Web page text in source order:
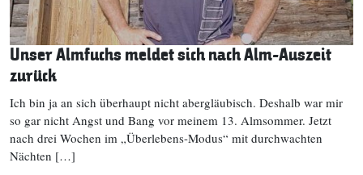
Unser Almfuchs meldet sich nach Alm-Auszeit
zurück
Ich bin ja an sich überhaupt nicht abergläubisch. Deshalb war mir
so gar nicht Angst und Bang vor meinem 13. Almsommer. Jetzt
nach drei Wochen im „Überlebens-Modus“ mit durchwachten
Nächten […]